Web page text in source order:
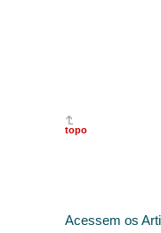
topo
Acessem os